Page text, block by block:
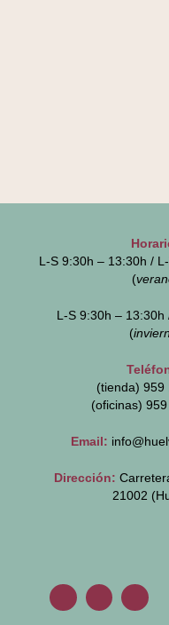
L-S 9:30h – 13:30h /
(
L-S 9:30h – 13:30h
(
(tienda) 959
(oficinas)
Email:
Dirección:
21002